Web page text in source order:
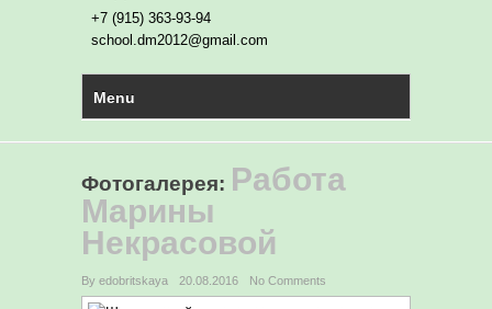
+7 (915) 363-93-94
school.dm2012@gmail.com
Menu
Фотогалерея: Работа
Марины
Некрасовой
By edobritskaya 20.08.2016 No Comments